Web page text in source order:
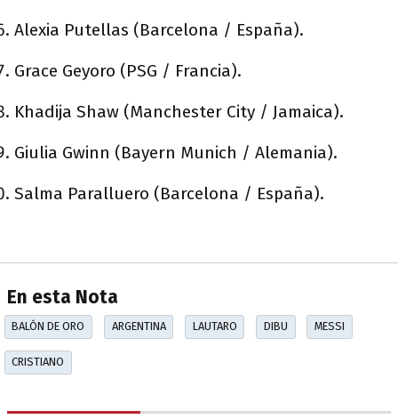
Alexia Putellas (Barcelona / España).
Grace Geyoro (PSG / Francia).
Khadija Shaw (Manchester City / Jamaica).
Giulia Gwinn (Bayern Munich / Alemania).
Salma Paralluero (Barcelona / España).
En esta Nota
BALÓN DE ORO ARGENTINA LAUTARO DIBU MESSI
CRISTIANO